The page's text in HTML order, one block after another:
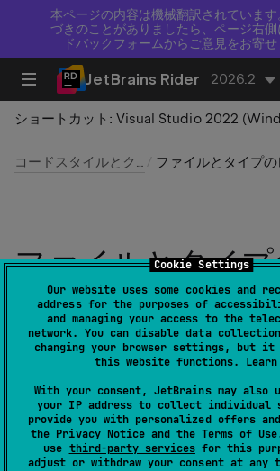
Cookie Settings
Our website uses some cookies and
address for the purposes of
and managing your access to the
network. You can disable data
changing your browser settings, but it
this website functions.
With your consent, JetBrains may also
your IP address to collect individual
provide you with personalized offers
the Privacy Noticeand the Terms of Use
use third-party servicesfor this
adjust or withdraw your consent at
本ページの内容は機械翻訳されていま
づきのことがありましたら、ページ右
ドバックフォームからご意見をお寄せ
JetBrains Rider 2026.2
ショートカット:Visual Studio 2022
コードスタイルとクリーンアップ
ファイルとタイ
アウトパターン
ーを再配置する
JetBrains Rider は、さまざまなパター
ァイル内の型および型メンバーを並べ替
ます。 パターンは、ファイル内のアイ